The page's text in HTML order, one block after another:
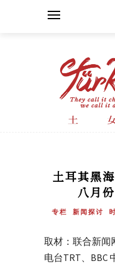
土耳其黑
八月
专栏 新闻探讨
取材：联合新闻
电台TRT、BBC